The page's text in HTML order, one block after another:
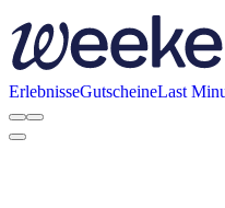
ErlebnisseGutscheineLast